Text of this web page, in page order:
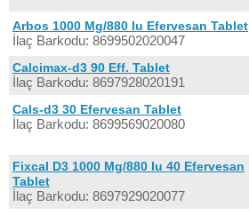
Arbos 1000 Mg/880 Iu Efervesan Tablet
İlaç Barkodu: 8699502020047
Calcimax-d3 90 Eff. Tablet
İlaç Barkodu: 8697928020191
Cals-d3 30 Efervesan Tablet
İlaç Barkodu: 8699569020080
Fixcal D3 1000 Mg/880 Iu 40 Efervesan
Tablet
İlaç Barkodu: 8697929020077